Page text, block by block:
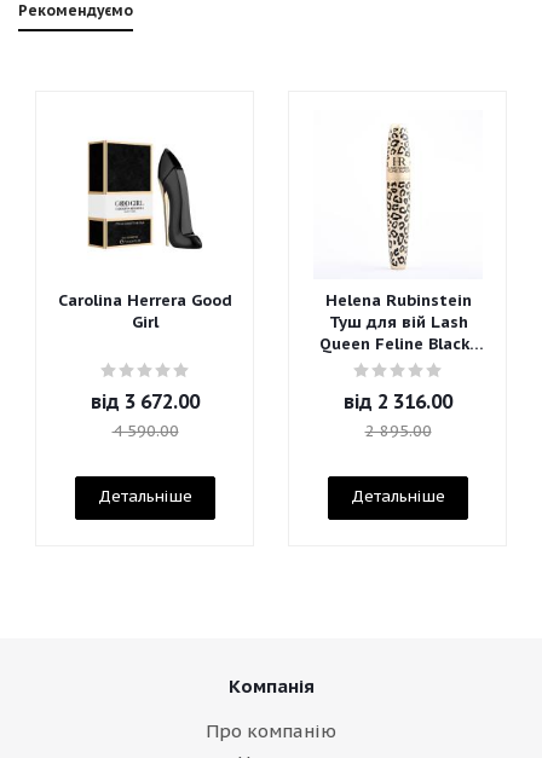
Рекомендуємо
Carolina Herrera Good
Girl
від 3 672.00
4 590.00
Детальніше
Helena Rubinstein
Туш для вій Lash
Queen Feline Blacks
Mascara
від 2 316.00
2 895.00
Детальніше
Компанія
Про компанію